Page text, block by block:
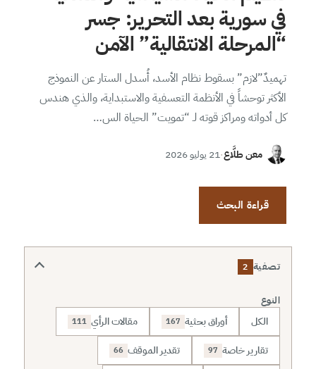
في سورية بعد التحرير: جسر
“المرحلة الانتقالية” الآمن
تهميدٌ”لازم” بسقوط نظام الأسد، أُسدل الستار عن النموذج
الأكثر توحشاً في الأنظمة التعسفية والاستبداية، والذي هندس
كل أدواته ومراكز قوته لـ “تمويت” الحياة الس…
معن طلَّاع·21 يوليو 2026
قراءة البحث
تصفية 2
النوع
الكل أوراق بحثية 167 مقالات الرأي 111
تقارير خاصة 97 تقدير الموقف 66